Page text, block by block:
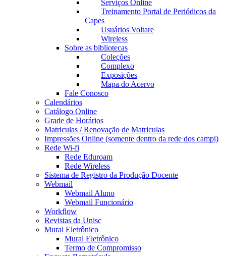
Serviços Online
Treinamento Portal de Periódicos da
Capes
Usuários Voltare
Wireless
Sobre as bibliotecas
Coleções
Complexo
Exposições
Mapa do Acervo
Fale Conosco
Calendários
Catálogo Online
Grade de Horários
Matriculas / Renovação de Matriculas
Impressões Online (somente dentro da rede dos campi)
Rede Wi-fi
Rede Eduroam
Rede Wireless
Sistema de Registro da Produção Docente
Webmail
Webmail Aluno
Webmail Funcionário
Workflow
Revistas da Unisc
Mural Eletrônico
Mural Eletrônico
Termo de Compromisso